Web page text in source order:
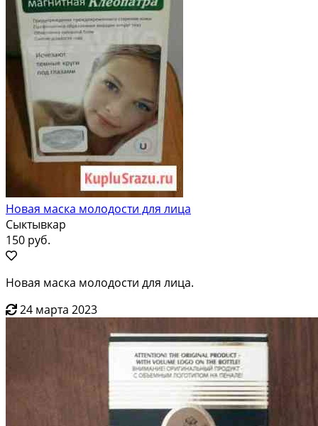
Новая маска молодости для лица
Сыктывкар
150 руб.
Новая маска молодости для лица.
24 марта 2023